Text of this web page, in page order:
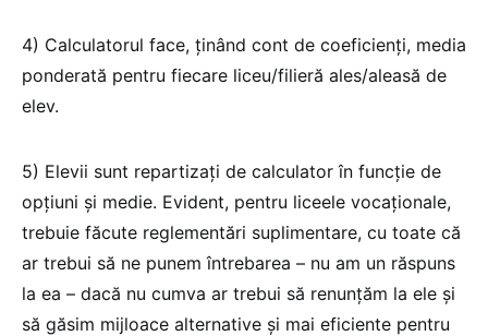
4) Calculatorul face, ținând cont de coeficienți, media
ponderată pentru fiecare liceu/filieră ales/aleasă de
elev.
5) Elevii sunt repartizați de calculator în funcție de
opțiuni şi medie. Evident, pentru liceele vocaționale,
trebuie făcute reglementări suplimentare, cu toate că
ar trebui să ne punem întrebarea – nu am un răspuns
la ea – dacă nu cumva ar trebui să renunțăm la ele și
să găsim mijloace alternative și mai eficiente pentru